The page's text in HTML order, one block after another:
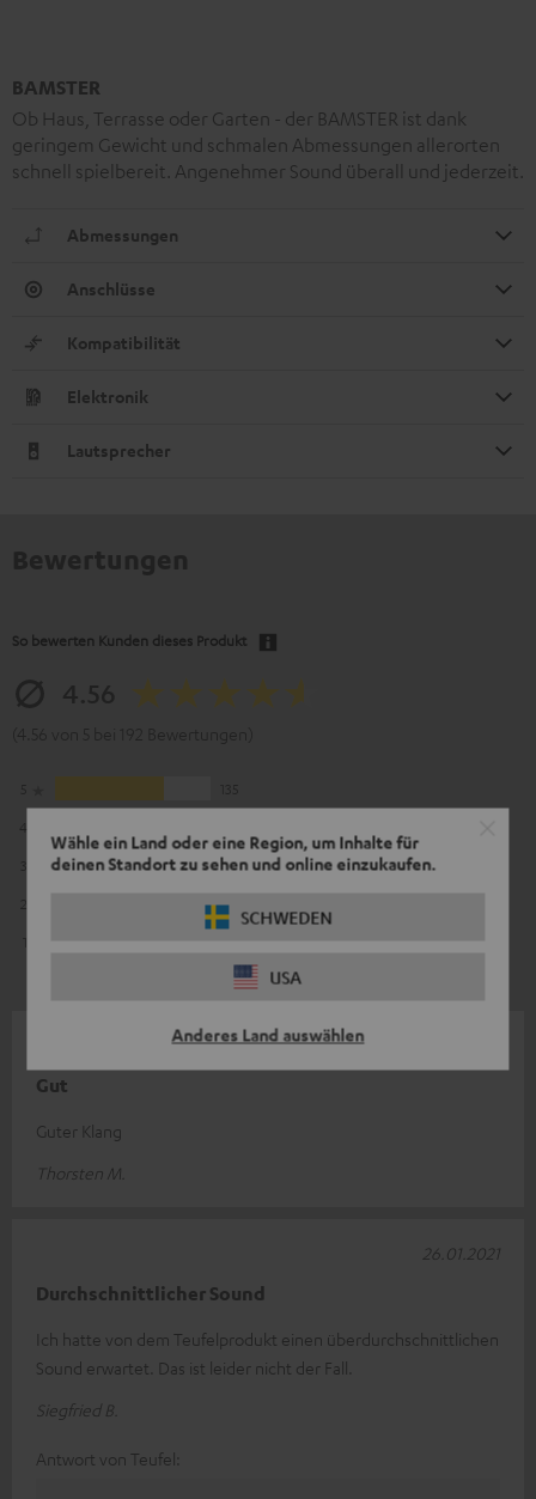
Wähle ein Land oder eine Region, um Inhalte für
deinen Standort zu sehen und online einzukaufen.
SCHWEDEN
USA
Anderes Land auswählen
BAMSTER
Ob Haus, Terrasse oder Garten - der BAMSTER ist dank
geringem Gewicht und schmalen Abmessungen allerorten
schnell spielbereit. Angenehmer Sound überall und jederzeit.
Abmessungen
Anschlüsse
Kompatibilität
Elektronik
Lautsprecher
So bewerten Kunden dieses Produkt
12
6
Gut
Guter Klang
Thorsten M.
Durchschnittlicher Sound
Ich hatte von dem Teufelprodukt einen überdurchschnittlichen
Sound erwartet. Das ist leider nicht der Fall.
Siegfried B.
26.01.2021
Antwort von Teufel: